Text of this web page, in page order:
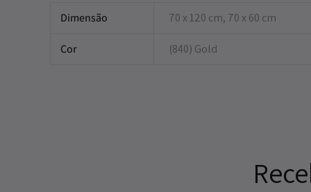
Dimensão 70 x 120 cm, 70 x 60 cm
Cor (840) Gold